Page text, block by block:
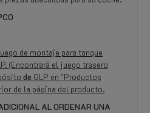
de montaje para tanque
(Encontrará el juego trasero
de GLP en "Productos
de la página del producto.
AL ORDENAR UNA